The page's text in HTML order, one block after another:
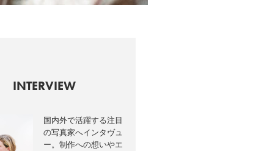
INTERVIEW
国内外で活躍する注目
の写真家へインタヴュ
ー。制作への想いやエ